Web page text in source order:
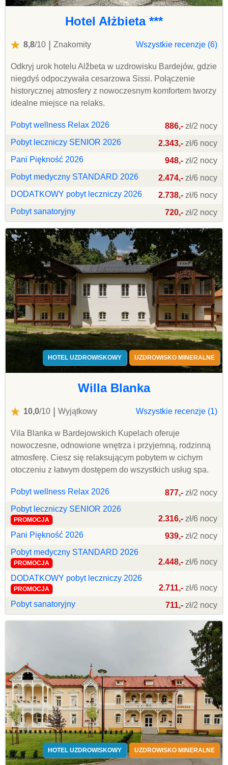
Hotel Ałżbieta ***
8,8/10 Znakomity Wszystkie recenzje (6)
Odkryj urok hotelu Alžbeta w uzdrowisku Bardejów, gdzie
niegdyś odpoczywała cesarzowa Sissi. Połączenie
historycznej atmosfery z nowoczesnym komfortem tworzy
idealne miejsce na relaks.
Pobyt wellness Relax 2026 886,- zł/2 nocy
Pobyt leczniczy SENIOR 2026
2.343,- zł/6 nocy
Pani Piękność 2026
948,- zł/2 nocy
Pobyt medyczny STANDARD 2026
2.474,- zł/6 nocy
DODATKOWY pobyt leczniczy 2026
2.738,- zł/6 nocy
Pobyt sanatoryjny
720,- zł/2 nocy
HOTEL UZDROWISKOWY UZDROWISKO MINERALNE
Willa Blanka
10,0/10 Wyjątkowy Wszystkie recenzje (1)
Vila Blanka w Bardejowskich Kupelach oferuje
nowoczesne, odnowione wnętrza i przyjemną, rodzinną
atmosferę. Ciesz się relaksującym pobytem w cichym
otoczeniu z łatwym dostępem do wszystkich usług spa.
Pobyt wellness Relax 2026 877,- zł/2 nocy
Pobyt leczniczy SENIOR 2026
PROMOCJA 2.316,- zł/6 nocy
Pani Piękność 2026
939,- zł/2 nocy
Pobyt medyczny STANDARD 2026
PROMOCJA 2.448,- zł/6 nocy
DODATKOWY pobyt leczniczy 2026
PROMOCJA 2.711,- zł/6 nocy
Pobyt sanatoryjny
711,- zł/2 nocy
HOTEL UZDROWISKOWY UZDROWISKO MINERALNE